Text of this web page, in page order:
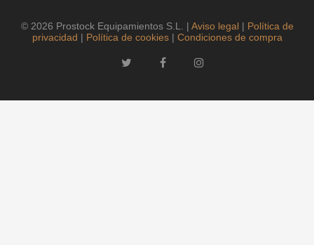
© 2026 Prostock Equipamientos S.L. | Aviso legal| Política de
privacidad | Política de cookies| Condiciones de compra